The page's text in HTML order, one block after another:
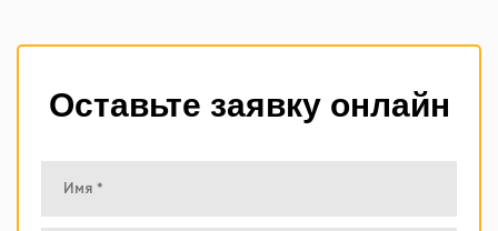
Оставьте заявку онлайн